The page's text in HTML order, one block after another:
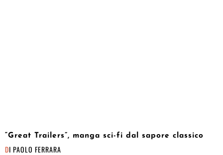
“Great Trailers”, manga sci-fi dal sapore classico
DI PAOLO FERRARA